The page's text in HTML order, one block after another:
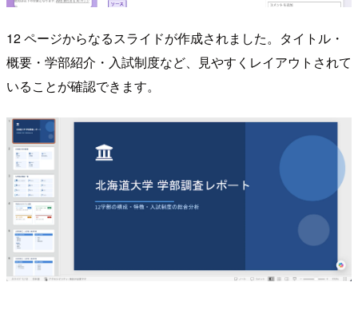
12 ページからなるスライドが作成されました。タイトル・
概要・学部紹介・入試制度など、見やすくレイアウトされて
いることが確認できます。